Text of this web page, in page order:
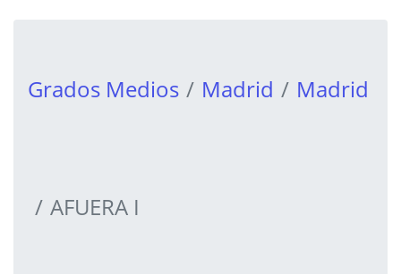
Grados Medios Madrid Madrid
AFUERA I